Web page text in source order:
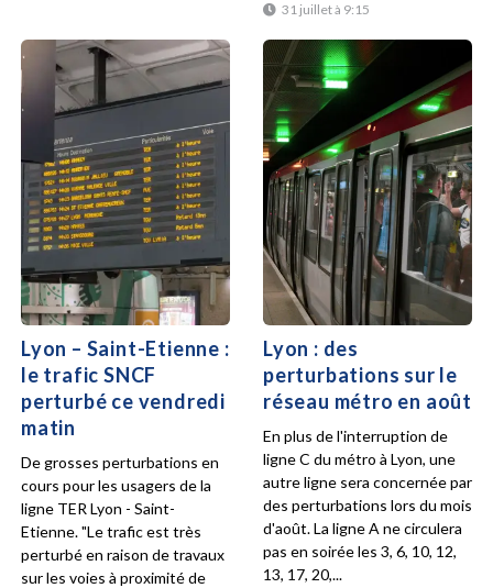
31 juillet à 9:15
Lyon – Saint-Etienne :
le trafic SNCF
perturbé ce vendredi
matin
De grosses perturbations en
cours pour les usagers de la
ligne TER Lyon - Saint-
Etienne. "Le trafic est très
perturbé en raison de travaux
sur les voies à proximité de
Lyon : des
perturbations sur le
réseau métro en août
En plus de l'interruption de
ligne C du métro à Lyon, une
autre ligne sera concernée par
des perturbations lors du mois
d'août. La ligne A ne circulera
pas en soirée les 3, 6, 10, 12,
13, 17, 20,...